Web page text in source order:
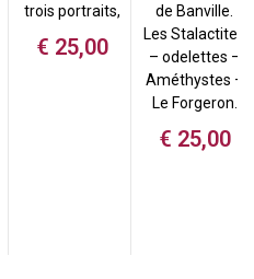
trois portraits,
€ 25,00
de Banville.
Les Stalactites
– odelettes –
Améthystes –
Le Forgeron.
€ 25,00